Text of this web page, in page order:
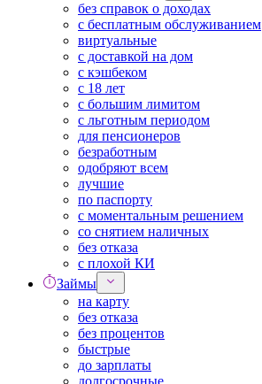
без справок о доходах
с бесплатным обслуживанием
виртуальные
с доставкой на дом
с кэшбеком
с 18 лет
с большим лимитом
с льготным периодом
для пенсионеров
безработным
одобряют всем
лучшие
по паспорту
с моментальным решением
со снятием наличных
без отказа
с плохой КИ
Займы
на карту
без отказа
без процентов
быстрые
до зарплаты
долгосрочные